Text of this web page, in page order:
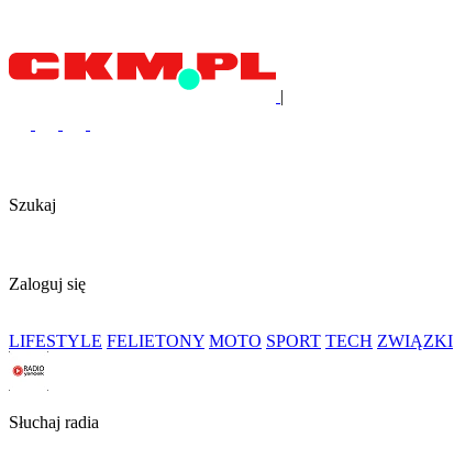
|
Szukaj
Zaloguj się
LIFESTYLE FELIETONY MOTO SPORT TECH ZWIĄZKI
Słuchaj radia